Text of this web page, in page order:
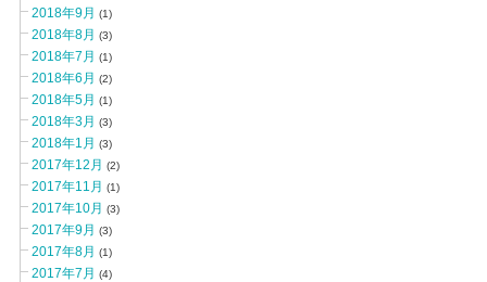
2018年9月 (1)
2018年8月 (3)
2018年7月 (1)
2018年6月 (2)
2018年5月 (1)
2018年3月 (3)
2018年1月 (3)
2017年12月 (2)
2017年11月 (1)
2017年10月 (3)
2017年9月 (3)
2017年8月 (1)
2017年7月 (4)